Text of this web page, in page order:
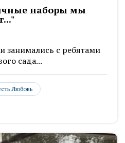
наборы мы
занимались с ребятами
сада...
Любовь